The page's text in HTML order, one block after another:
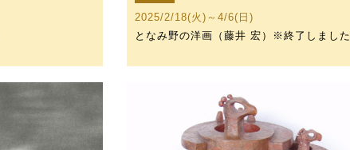
2025/2/18(火)～4/6(日)
となみ野の洋画（藤井 宏）※終了しました